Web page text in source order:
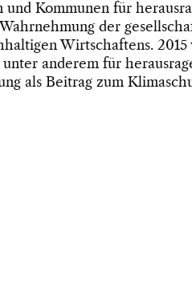
und Kommunen für
der
Wirtschaftens.
anderem für
als Beitrag zum